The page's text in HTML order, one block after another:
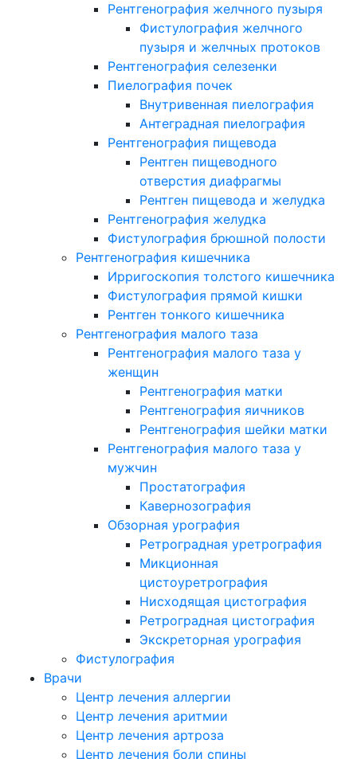
Рентгенография желчного пузыря
Фистулография желчного
пузыря и желчных протоков
Рентгенография селезенки
Пиелография почек
Внутривенная пиелография
Антеградная пиелография
Рентгенография пищевода
Рентген пищеводного
отверстия диафрагмы
Рентген пищевода и желудка
Рентгенография желудка
Фистулография брюшной полости
Рентгенография кишечника
Ирригоскопия толстого кишечника
Фистулография прямой кишки
Рентген тонкого кишечника
Рентгенография малого таза
Рентгенография малого таза у
женщин
Рентгенография матки
Рентгенография яичников
Рентгенография шейки матки
Рентгенография малого таза у
мужчин
Простатография
Кавернозография
Обзорная урография
Ретроградная уретрография
Микционная
цистоуретрография
Нисходящая цистография
Ретроградная цистография
Экскреторная урография
Фистулография
Врачи
Центр лечения аллергии
Центр лечения аритмии
Центр лечения артроза
Центр лечения боли спины